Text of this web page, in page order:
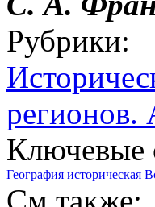
Рубрики:
регионов.
Ключевые
География историческая
См.также: